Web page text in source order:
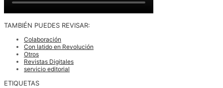
TAMBIÉN PUEDES REVISAR:
Colaboración
Con latido en Revolución
Otros
Revistas Digitales
servicio editorial
ETIQUETAS